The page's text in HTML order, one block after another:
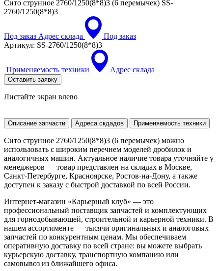
Сито струнное 2760/1250(8*8)3 (6 перемычек) SS-
2760/1250(8*8)3
Под заказ Адрес склада
Под заказ
Артикул: SS-2760/1250(8*8)3
Применяемость техники Адрес склада
Оставить заявку
Листайте экран влево
Описание запчасти Адреса скдадов Применяемость техники
Сито струнное 2760/1250(8*8)3 (6 перемычек) можно
использовать с широким перечнем моделей дробилок и
аналогичных машин. Актуальное наличие товара уточняйте у
менеджеров — товар представлен на складах в Москве,
Санкт-Петербурге, Красноярске, Ростов-на-Дону, а также
доступен к заказу с быстрой доставкой по всей России.
Интернет-магазин «Карьерный клуб» — это
профессиональный поставщик запчастей и комплектующих
для горнодобывающей, строительной и карьерной техники. В
нашем ассортименте — тысячи оригинальных и аналоговых
запчастей по конкурентным ценам. Мы обеспечиваем
оперативную доставку по всей стране: вы можете выбрать
курьерскую доставку, транспортную компанию или
самовывоз из ближайшего офиса.